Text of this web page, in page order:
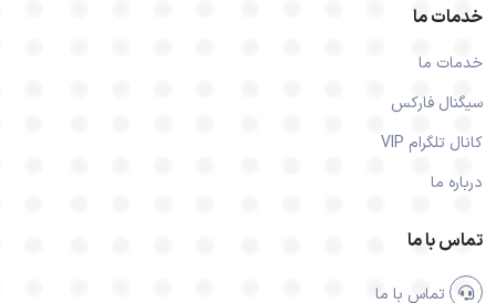
خدمات ما
خدمات ما
سیگنال فارکس
کانال تلگرام VIP
درباره ما
تماس با ما
تماس با ما